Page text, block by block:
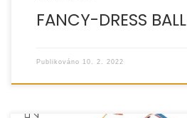
FANCY-DRESS BALL
Publikováno 10. 2. 2022